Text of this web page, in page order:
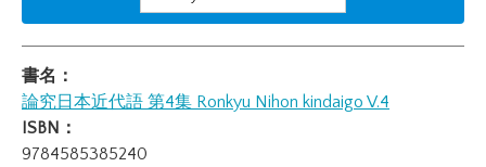
書名：
論究日本近代語 第4集 Ronkyu Nihon kindaigo V.4
ISBN：
9784585385240